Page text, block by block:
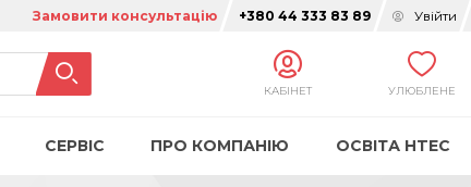
Замовити консультацію +380 44 333 83 89 Увійти
КАБІНЕТ УЛЮБЛЕНЕ
СЕРВІС ПРО КОМПАНІЮ ОСВІТА HTEC